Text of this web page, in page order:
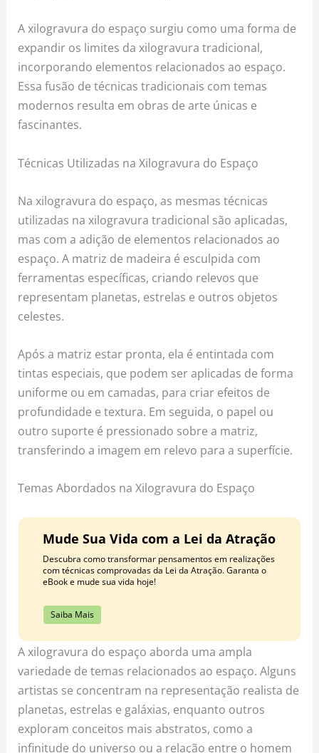
A xilogravura do espaço surgiu como uma forma de
expandir os limites da xilogravura tradicional,
incorporando elementos relacionados ao espaço.
Essa fusão de técnicas tradicionais com temas
modernos resulta em obras de arte únicas e
fascinantes.
Técnicas Utilizadas na Xilogravura do Espaço
Na xilogravura do espaço, as mesmas técnicas
utilizadas na xilogravura tradicional são aplicadas,
mas com a adição de elementos relacionados ao
espaço. A matriz de madeira é esculpida com
ferramentas específicas, criando relevos que
representam planetas, estrelas e outros objetos
celestes.
Após a matriz estar pronta, ela é entintada com
tintas especiais, que podem ser aplicadas de forma
uniforme ou em camadas, para criar efeitos de
profundidade e textura. Em seguida, o papel ou
outro suporte é pressionado sobre a matriz,
transferindo a imagem em relevo para a superfície.
Temas Abordados na Xilogravura do Espaço
Mude Sua Vida com a Lei da Atração
Descubra como transformar pensamentos em realizações
com técnicas comprovadas da Lei da Atração. Garanta o
eBook e mude sua vida hoje!
Saiba Mais
A xilogravura do espaço aborda uma ampla
variedade de temas relacionados ao espaço. Alguns
artistas se concentram na representação realista de
planetas, estrelas e galáxias, enquanto outros
exploram conceitos mais abstratos, como a
infinitude do universo ou a relação entre o homem